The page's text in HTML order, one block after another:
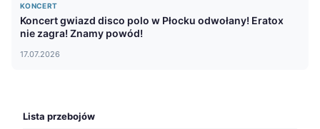
KONCERT
Koncert gwiazd disco polo w Płocku odwołany! Eratox
nie zagra! Znamy powód!
17.07.2026
Lista przebojów